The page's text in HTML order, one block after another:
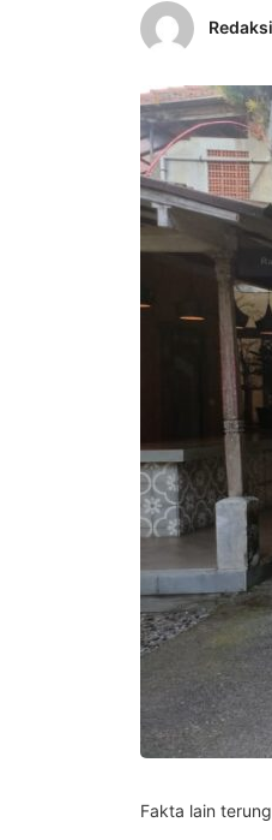
Redaksi
Fakta lain